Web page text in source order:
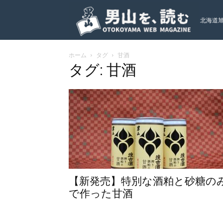
北海道
ト
ホーム タグ 甘酒
タグ: 甘酒
【新発売】特別な酒粕と砂糖の
で作った甘酒